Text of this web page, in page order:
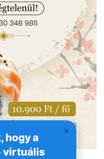
hogy a
virtuális